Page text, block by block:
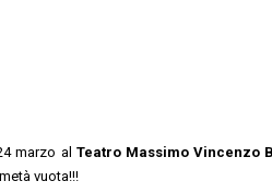
marzo al Teatro Massimo Vincenzo
vuota!!!